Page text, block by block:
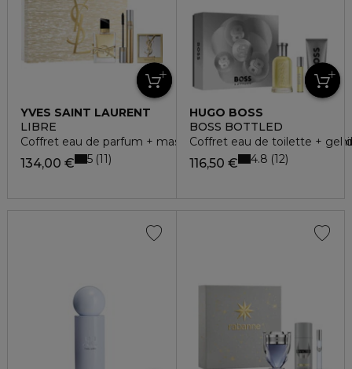
YVES SAINT LAURENT
LIBRE
Coffret eau de parfum + mascara volume effet faux cils +
134,00 € 5 11
HUGO BOSS
BOSS BOTTLED
Coffret eau de toilette + gel
116,50 € 4.8 12